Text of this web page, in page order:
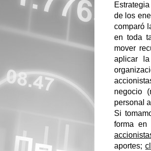
de los
comparó
en toda
mover
aplicar
negocio
personal
Si
forma en
aportes;